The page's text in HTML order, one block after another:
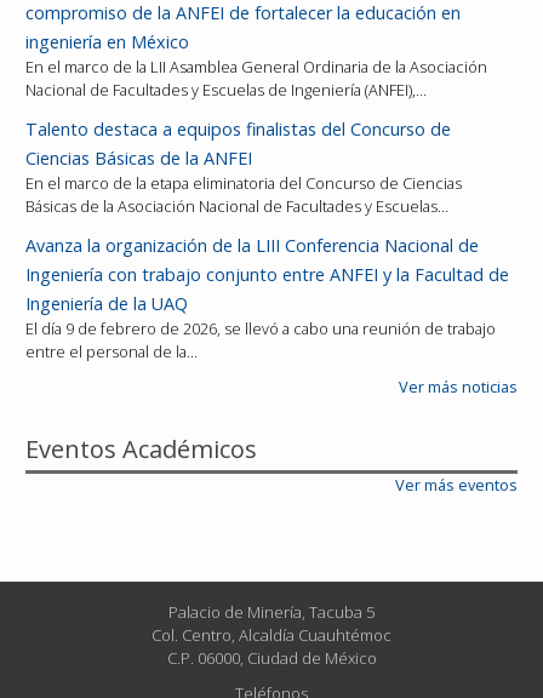
compromiso de la ANFEI de fortalecer la educación en
ingeniería en México
En el marco de la LII Asamblea General Ordinaria de la Asociación
Nacional de Facultades y Escuelas de Ingeniería (ANFEI),…
Talento destaca a equipos finalistas del Concurso de
Ciencias Básicas de la ANFEI
En el marco de la etapa eliminatoria del Concurso de Ciencias
Básicas de la Asociación Nacional de Facultades y Escuelas…
Avanza la organización de la LIII Conferencia Nacional de
Ingeniería con trabajo conjunto entre ANFEI y la Facultad de
Ingeniería de la UAQ
El día 9 de febrero de 2026, se llevó a cabo una reunión de trabajo
entre el personal de la…
Ver más noticias
Eventos Académicos
Ver más eventos
Palacio de Minería, Tacuba 5
Col. Centro, Alcaldía Cuauhtémoc
C.P. 06000, Ciudad de México
Teléfonos